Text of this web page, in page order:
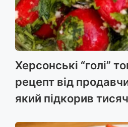
Херсонські “голі”
рецепт від
який підкорив